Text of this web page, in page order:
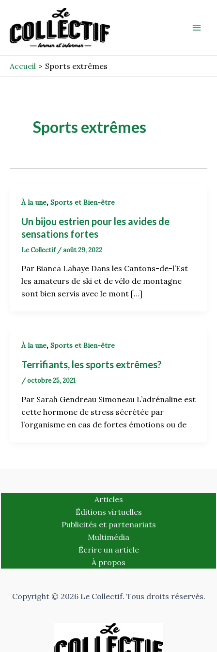
contenu
Accueil Sports extrêmes
Sports extrêmes
À la une, Sports et Bien-être
Un bijou estrien pour les avides de
sensations fortes
Le Collectif /août 29, 2022
Par Bianca Lahaye Dans les Cantons-de-l’Est
les amateurs de ski et de vélo de montagne
sont bien servis avec le mont […]
À la une, Sports et Bien-être
Terrifiants, les sports extrêmes?
/octobre 25, 2021
Par Sarah Gendreau Simoneau L’adrénaline est
cette hormone de stress sécrétée par
l’organisme en cas de fortes émotions ou de
Articles
Éditions virtuelles
Publicités et partenariats
Multimédia
Écrire un article
À propos
Copyright © 2026 Le Collectif. Tous droits réservés.